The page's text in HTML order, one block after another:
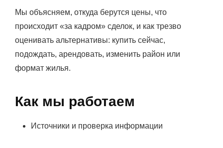
Мы объясняем, откуда берутся цены, что
происходит «за кадром» сделок, и как трезво
оценивать альтернативы: купить сейчас,
подождать, арендовать, изменить район или
формат жилья.
Как мы работаем
Источники и проверка информации